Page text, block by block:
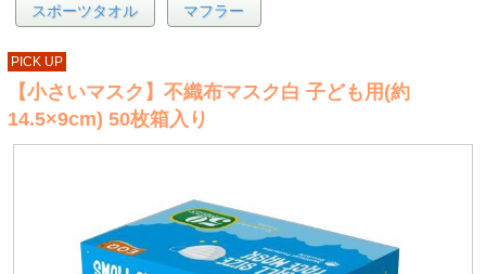
スポーツタオル マフラー
PICK UP
【小さいマスク】不織布マスク白 子ども用(約
14.5×9cm) 50枚箱入り